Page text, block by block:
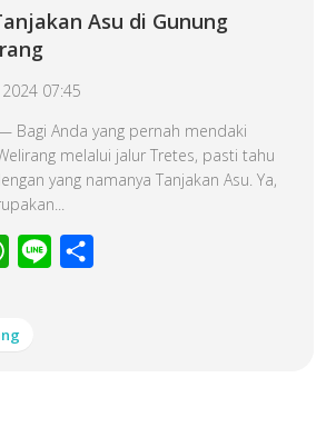
Asu di Gunung
07:45
Bagi Anda yang pernah mendaki
melalui jalur Tretes, pasti tahu
yang namanya Tanjakan Asu. Ya,
WhatsApp
Line